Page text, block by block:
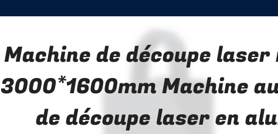
Machine de découpe
3000*1600mm Machine
de découpe laser en